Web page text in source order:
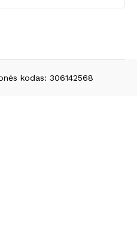
kodas: 306142568